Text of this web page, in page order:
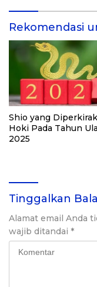
Rekomendasi
Shio yang
Hoki Pada Tahun
2025
Tinggalkan
Alamat email Anda
wajib ditandai *